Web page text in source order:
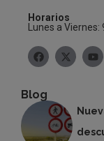
Horarios
Lunes a
Blog